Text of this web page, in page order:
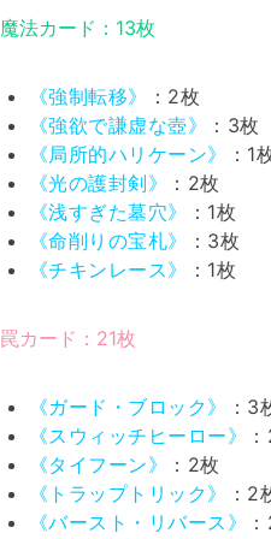
魔法カード：13枚
《強制転移》
：2枚
《強欲で謙虚な壺》
：3枚
《局所的ハリケーン》
：1
《光の護封剣》
：2枚
《浅すぎた墓穴》
：1枚
《命削りの宝札》
：3枚
《チキンレース》
：1枚
罠カード：21枚
《ガード・ブロック》
：3
《スウィッチヒーロー》
《タイフーン》
：2枚
《トラップトリック》
：2
《バースト・リバース》